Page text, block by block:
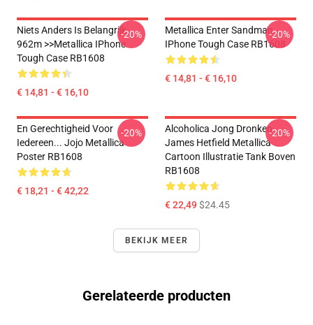
Niets Anders Is Belangrijk
962m >>metallica IPhone
Tough Case RB1608
€ 14,81 - € 16,10
-20%
Metallica Enter Sandman
IPhone Tough Case RB1608
€ 14,81 - € 16,10
-20%
En Gerechtigheid Voor
Iedereen... Jojo Metallica
Poster RB1608
€ 18,21 - € 42,22
-20%
Alcoholica Jong Dronken
James Hetfield Metallica
Cartoon Illustratie Tank Boven
RB1608
€ 22,49$24.45
-20%
BEKIJK MEER
Gerelateerde producten